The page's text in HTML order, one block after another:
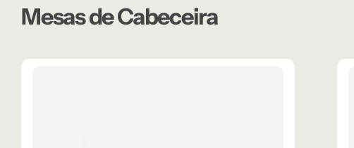
Mesas de Cabeceira